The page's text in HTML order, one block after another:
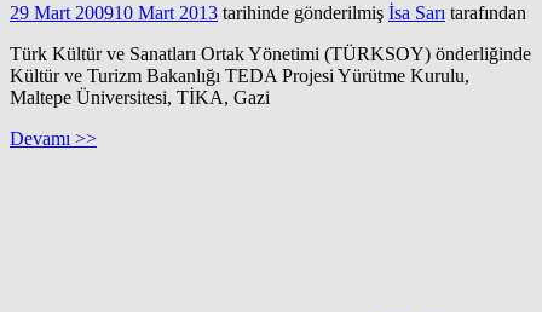
29 Mart 200910 Mart 2013 tarihinde gönderilmiş İsa Sarı tarafından
Türk Kültür ve Sanatları Ortak Yönetimi (TÜRKSOY) önderliğinde
Kültür ve Turizm Bakanlığı TEDA Projesi Yürütme Kurulu,
Maltepe Üniversitesi, TİKA, Gazi
Devamı >>